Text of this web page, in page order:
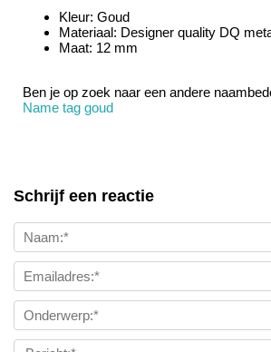
Kleur: Goud
Materiaal: Designer quality DQ
Maat: 12 mm
Ben je op zoek naar een andere
Name tag goud
Schrijf een reactie